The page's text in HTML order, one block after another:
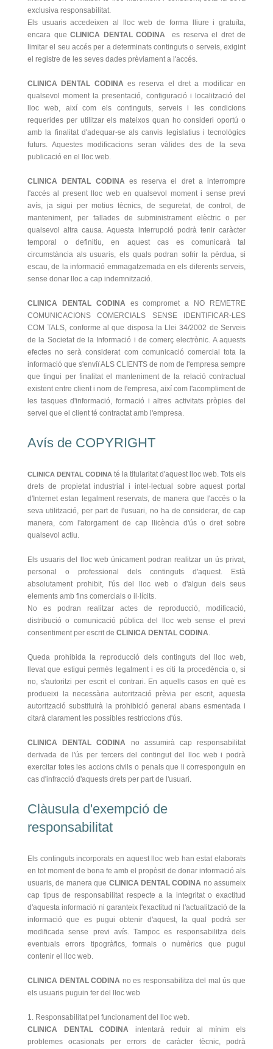
exclusiva responsabilitat.
Els usuaris accedeixen al lloc web de forma lliure i gratuïta,
encara que CLINICA DENTAL CODINA es reserva el dret de
limitar el seu accés per a determinats continguts o serveis, exigint
el registre de les seves dades prèviament a l'accés.
CLINICA DENTAL CODINAes reserva el dret a modificar en
qualsevol moment la presentació, configuració i localització del
lloc web, així com els continguts, serveis i les condicions
requerides per utilitzar els mateixos quan ho consideri oportú o
amb la finalitat d'adequar-se als canvis legislatius i tecnològics
futurs. Aquestes modificacions seran vàlides des de la seva
publicació en el lloc web.
CLINICA DENTAL CODINAes reserva el dret a interrompre
l'accés al present lloc web en qualsevol moment i sense previ
avís, ja sigui per motius tècnics, de seguretat, de control, de
manteniment, per fallades de subministrament elèctric o per
qualsevol altra causa. Aquesta interrupció podrà tenir caràcter
temporal o definitiu, en aquest cas es comunicarà tal
circumstància als usuaris, els quals podran sofrir la pèrdua, si
escau, de la informació emmagatzemada en els diferents serveis,
sense donar lloc a cap indemnització.
CLINICA DENTAL CODINAes compromet a NO REMETRE
COMUNICACIONS COMERCIALS SENSE IDENTIFICAR-LES
COM TALS, conforme al que disposa la Llei 34/2002 de Serveis
de la Societat de la Informació i de comerç electrònic. A aquests
efectes no serà considerat com comunicació comercial tota la
informació que s'enviï ALS CLIENTS de nom de l'empresa sempre
que tingui per finalitat el manteniment de la relació contractual
existent entre client i nom de l'empresa, així com l'acompliment de
les tasques d'informació, formació i altres activitats pròpies del
servei que el client té contractat amb l'empresa.
Avís de COPYRIGHT
CLINICA DENTAL CODINA té la titularitat d'aquest lloc web. Tots els
drets de propietat industrial i intel·lectual sobre aquest portal
d'Internet estan legalment reservats, de manera que l'accés o la
seva utilització, per part de l'usuari, no ha de considerar, de cap
manera, com l'atorgament de cap llicència d'ús o dret sobre
qualsevol actiu.
Els usuaris del lloc web únicament podran realitzar un ús privat,
personal o professional dels continguts d'aquest. Està
absolutament prohibit, l'ús del lloc web o d'algun dels seus
elements amb fins comercials o il·lícits.
No es podran realitzar actes de reproducció, modificació,
distribució o comunicació pública del lloc web sense el previ
consentiment per escrit de CLINICA DENTAL CODINA.
Queda prohibida la reproducció dels continguts del lloc web,
llevat que estigui permès legalment i es citi la procedència o, si
no, s'autoritzi per escrit el contrari. En aquells casos en què es
produeixi la necessària autorització prèvia per escrit, aquesta
autorització substituirà la prohibició general abans esmentada i
citarà clarament les possibles restriccions d'ús.
CLINICA DENTAL CODINA no assumirà cap responsabilitat
derivada de l'ús per tercers del contingut del lloc web i podrà
exercitar totes les accions civils o penals que li corresponguin en
cas d'infracció d'aquests drets per part de l'usuari.
Clàusula d'exempció de
responsabilitat
Els continguts incorporats en aquest lloc web han estat elaborats
en tot moment de bona fe amb el propòsit de donar informació als
usuaris, de manera que CLINICA DENTAL CODINA no assumeix
cap tipus de responsabilitat respecte a la integritat o exactitud
d'aquesta informació ni garanteix l'exactitud ni l'actualització de la
informació que es pugui obtenir d'aquest, la qual podrà ser
modificada sense previ avís. Tampoc es responsabilitza dels
eventuals errors tipogràfics, formals o numèrics que pugui
contenir el lloc web.
CLINICA DENTAL CODINA no es responsabilitza del mal ús que
els usuaris puguin fer del lloc web
1. Responsabilitat pel funcionament del lloc web.
CLINICA DENTAL CODINA intentarà reduir al mínim els
problemes ocasionats per errors de caràcter tècnic, podrà